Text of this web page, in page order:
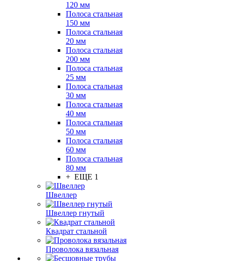
120 мм
Полоса стальная
150 мм
Полоса стальная
20 мм
Полоса стальная
200 мм
Полоса стальная
25 мм
Полоса стальная
30 мм
Полоса стальная
40 мм
Полоса стальная
50 мм
Полоса стальная
60 мм
Полоса стальная
80 мм
+ ЕЩЕ 1
Швеллер
Швеллер гнутый
Квадрат стальной
Проволока вязальная